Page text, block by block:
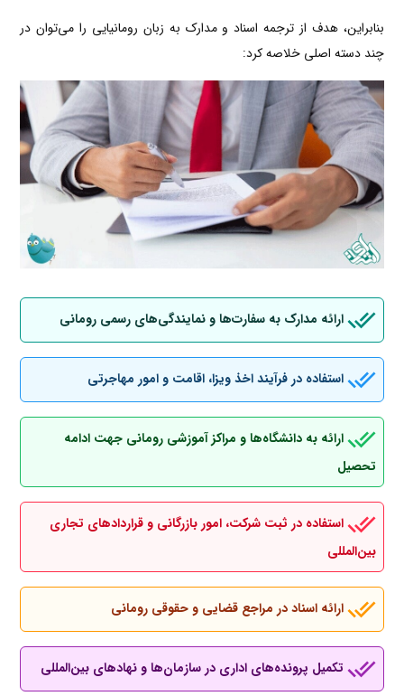
بنابراین، هدف از ترجمه اسناد و مدارک به زبان رومانیایی را می‌توان در
چند دسته اصلی خلاصه کرد:
ارائه مدارک به سفارت‌ها و نمایندگی‌های رسمی رومانی
استفاده در فرآیند اخذ ویزا، اقامت و امور مهاجرتی
ارائه به دانشگاه‌ها و مراکز آموزشی رومانی جهت ادامه
تحصیل
استفاده در ثبت شرکت، امور بازرگانی و قراردادهای تجاری
بین‌المللی
ارائه اسناد در مراجع قضایی و حقوقی رومانی
تکمیل پرونده‌های اداری در سازمان‌ها و نهادهای بین‌المللی